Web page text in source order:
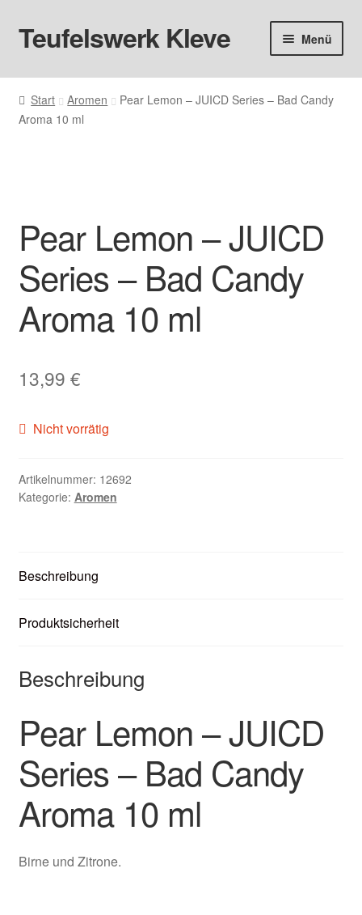
Zur
Navigation
Zum
Inhalt
Teufelswerk Kleve Menü
Startseite
Hardware
Big Puff
Aromen
Basen & Nikotin
Zubehör
Kundenkarte
Nikotintabelle
Start Aromen
Pear Lemon – JUICD Series – Bad Candy
Aroma 10 ml
Pear Lemon – JUICD
Series – Bad Candy
Aroma 10 ml
13,99 €
Nicht vorrätig
Artikelnummer: 12692
Kategorie: Aromen
Beschreibung
Produktsicherheit
Beschreibung
Pear Lemon – JUICD
Series – Bad Candy
Aroma 10 ml
Birne und Zitrone.